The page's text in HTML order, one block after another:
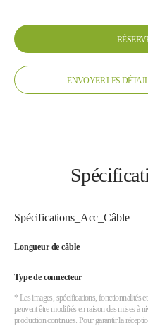
ENVOYER LES
Spécifications_Acc_Câble
Longueur de câble
Type de connecteur
* Les images, spécifications, fonctionnalités
peuvent être modifiés en raison des mises à
production continues. Pour garantir la